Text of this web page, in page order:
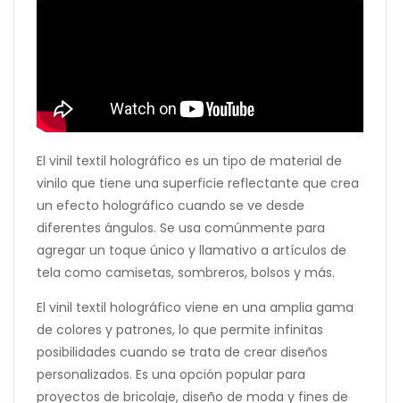
El vinil textil holográfico es un tipo de material de
vinilo que tiene una superficie reflectante que crea
un efecto holográfico cuando se ve desde
diferentes ángulos. Se usa comúnmente para
agregar un toque único y llamativo a artículos de
tela como camisetas, sombreros, bolsos y más.
El vinil textil holográfico viene en una amplia gama
de colores y patrones, lo que permite infinitas
posibilidades cuando se trata de crear diseños
personalizados. Es una opción popular para
proyectos de bricolaje, diseño de moda y fines de